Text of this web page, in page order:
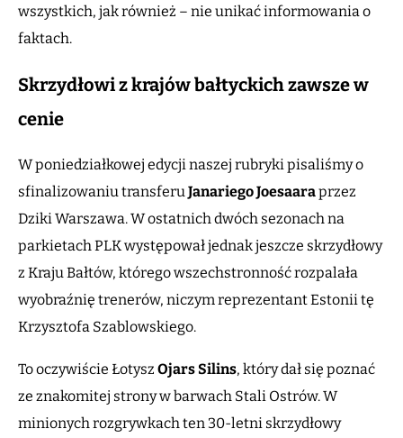
wszystkich, jak również – nie unikać informowania o
faktach.
Skrzydłowi z krajów bałtyckich zawsze w
cenie
W poniedziałkowej edycji naszej rubryki pisaliśmy o
sfinalizowaniu transferuJanariego Joesaaraprzez
Dziki Warszawa. W ostatnich dwóch sezonach na
parkietach PLK występował jednak jeszcze skrzydłowy
z Kraju Bałtów, którego wszechstronność rozpalała
wyobraźnię trenerów, niczym reprezentant Estonii tę
Krzysztofa Szablowskiego.
To oczywiście Łotysz Ojars Silins, który dał się poznać
ze znakomitej strony w barwach Stali Ostrów. W
minionych rozgrywkach ten 30-letni skrzydłowy